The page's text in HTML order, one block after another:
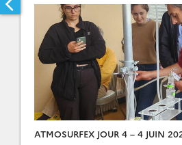
ATMOSURFEX JOUR 4 – 4 JUIN